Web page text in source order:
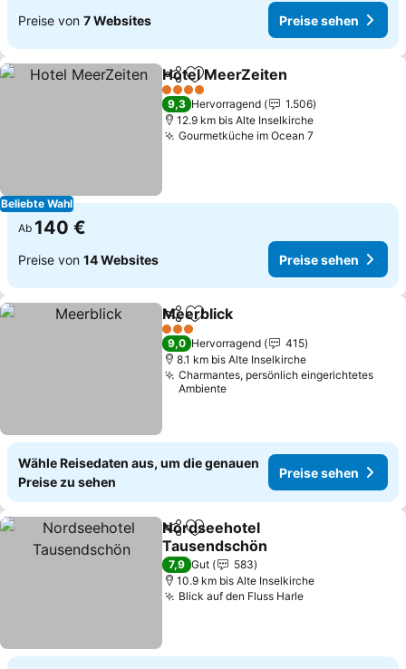
Preise von 7 Websites Preise sehen
Beliebte Wahl
TeilenZu Favoriten hinzufügen
Hotel MeerZeiten
4 Sterne
9,3 Hervorragend
1.506
12.9 km bis Alte Inselkirche
Gourmetküche im Ocean 7
Ab 140 €
Preise von 14 Websites Preise sehen
TeilenZu Favoriten hinzufügen
Meerblick
3 Sterne
9,0 Hervorragend
415
8.1 km bis Alte Inselkirche
Charmantes, persönlich eingerichtetes
Ambiente
Wähle Reisedaten aus, um die genauen
Preise zu sehen
Preise sehen
TeilenZu Favoriten hinzufügen
Nordseehotel
Tausendschön
Preise sehen
7,9 Gut
583
10.9 km bis Alte Inselkirche
Blick auf den Fluss HarlePreise sehen